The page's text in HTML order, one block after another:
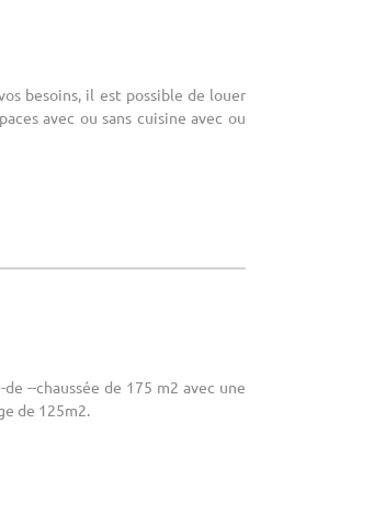
besoins, il est possible de louer
avec ou sans cuisine avec ou
--chaussée de 175 m2 avec une
de 125m2.